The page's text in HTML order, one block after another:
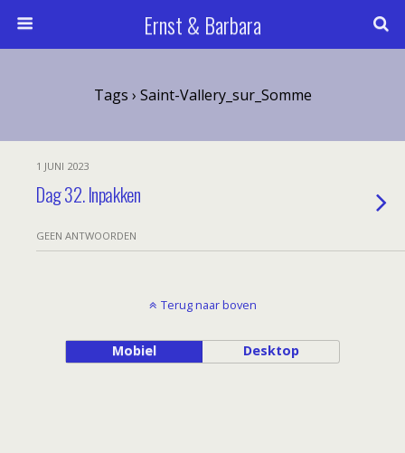
Ernst & Barbara
Tags › Saint-Vallery_sur_Somme
1 JUNI 2023
Dag 32. Inpakken
GEEN ANTWOORDEN
Terug naar boven
Mobiel Desktop